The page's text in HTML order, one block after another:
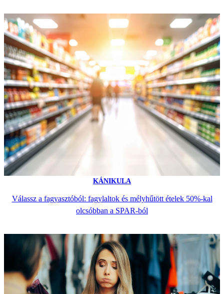
KÁNIKULA
Válassz a fagyasztóból: fagylaltok és mélyhűtött ételek 50%-kal
olcsóbban a SPAR-ból